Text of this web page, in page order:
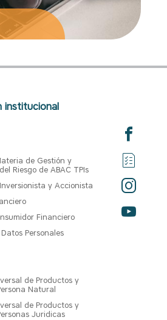
institucional
de Gestión y
Riesgo de ABAC TPIs
y Accionista
Financiero
Personales
de Productos y
Natural
de Productos y
Juridicas